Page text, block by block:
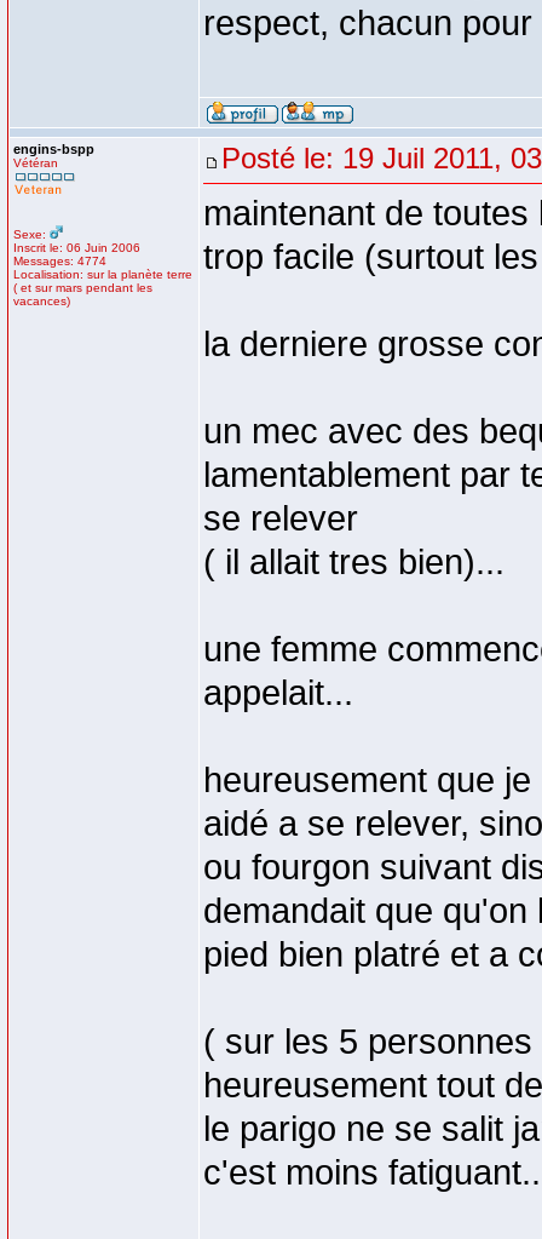
respect, chacun
engins-bspp
Vétéran
Sexe:
Inscrit le: 06 Juin 2006
Messages: 4774
Localisation: sur la planète terre
( et sur mars pendant les
vacances)
Posté le: 19 Juil 2011,
maintenant de
trop facile (surtout
la derniere grosse
un mec avec des
lamentablement par
se relever
( il allait tres bien)...
une femme
appelait...
heureusement que
aidé a se relever,
ou fourgon suivant
demandait que
pied bien platré et a
( sur les 5
heureusement tout
le parigo ne se salit
c'est moins fatiguant..